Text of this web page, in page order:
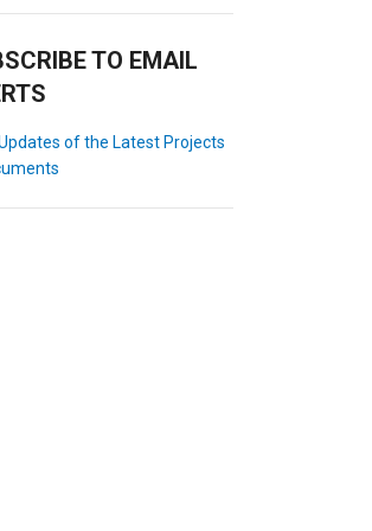
TO EMAIL
of the Latest Projects